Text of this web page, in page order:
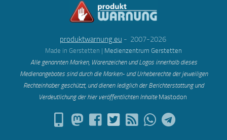
produktwarnung.eu - 2007-2026
Made in Gerstetten | Medienzentrum Gerstetten
Alle genannten Marken, Warenzeichen und Logos innerhalb dieses
Medienangebotes sind durch die Marken- und Urheberechte der jeweiligen
Rechteinhaber geschützt, und dienen lediglich der Berichterstattung und
Verdeutlichung der hier veröffentlichten Inhalte Mastodon